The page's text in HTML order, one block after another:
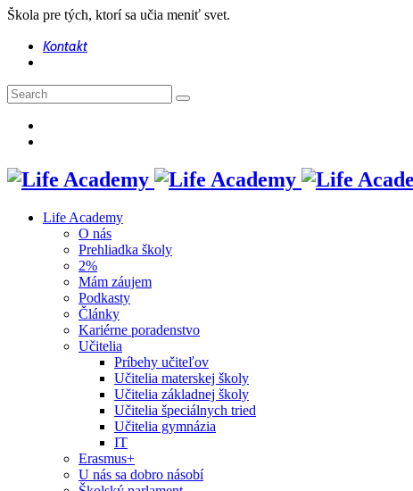
Škola pre tých, ktorí sa učia meniť svet.
Kontakt
Life Academy
O nás
Prehliadka školy
2%
Mám záujem
Podkasty
Články
Kariérne poradenstvo
Učitelia
Príbehy učiteľov
Učitelia materskej školy
Učitelia základnej školy
Učitelia špeciálnych tried
Učitelia gymnázia
IT
Erasmus+
U nás sa dobro násobí